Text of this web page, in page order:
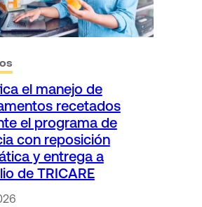
el manejo de
recetados
el programa de
con reposición
y entrega a
de TRICARE